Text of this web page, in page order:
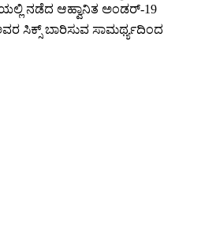
ನಡೆದ ಆಹ್ವಾನಿತ ಅಂಡರ್-19
ಸಿಕ್ಸ್ ಬಾರಿಸುವ ಸಾಮರ್ಥ್ಯದಿಂದ